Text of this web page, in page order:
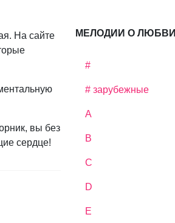
На сайте
вы без
сердце!
МЕЛОДИИ О ЛЮБВИ
#
# зарубежные
A
B
C
D
E